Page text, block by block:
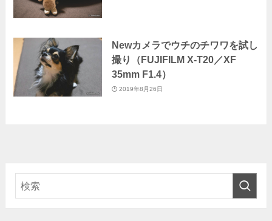
Newカメラでウチのチワワを試し
撮り（FUJIFILM X-T20／XF
35mm F1.4）
2019年8月26日